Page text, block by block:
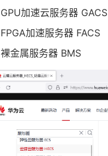
GPU加速云服务器 GACS
FPGA加速服务器 FACS
裸金属服务器 BMS